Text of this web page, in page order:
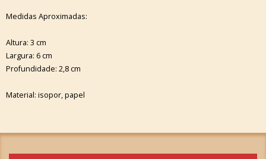
Medidas Aproximadas:
Altura: 3 cm
Largura: 6 cm
Profundidade: 2,8 cm
Material: isopor, papel